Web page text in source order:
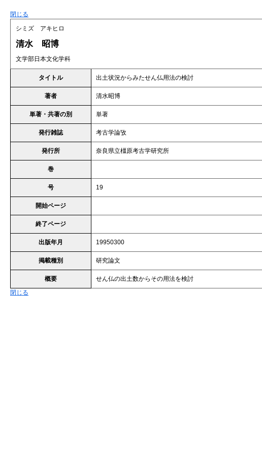
閉じる
シミズ アキヒロ
清水 昭博
文学部日本文化学科
タイトル 出土状況からみたせん仏用法の検討
著者 清水昭博
単著・共著の別 単著
発行雑誌 考古学論攷
発行所 奈良県立橿原考古学研究所
巻
号 19
開始ページ
終了ページ
出版年月 19950300
掲載種別 研究論文
概要
せん仏の出土数からその用法を検討
閉じる